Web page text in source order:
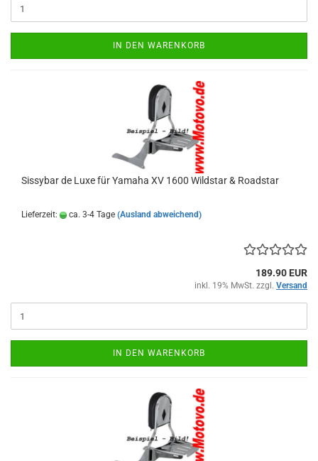
IN DEN WARENKORB
Sissybar de Luxe für Yamaha XV 1600 Wildstar & Roadstar
Lieferzeit: ca. 3-4 Tage (Ausland abweichend)
189.90 EUR
inkl. 19% MwSt. zzgl. Versand
IN DEN WARENKORB